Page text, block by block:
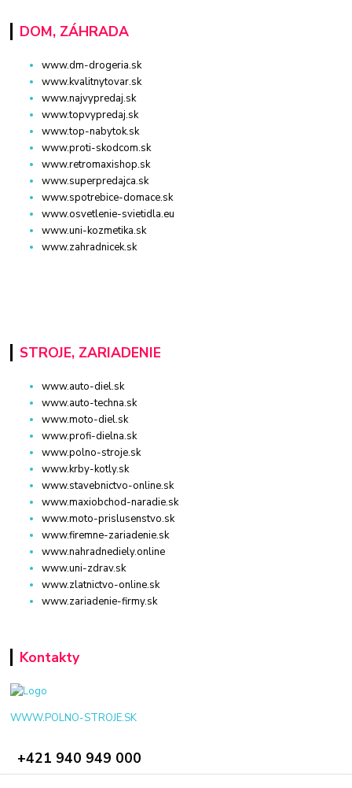
DOM, ZÁHRADA
www.dm-drogeria.sk
www.kvalitnytovar.sk
www.najvypredaj.sk
www.topvypredaj.sk
www.top-nabytok.sk
www.proti-skodcom.sk
www.retromaxishop.sk
www.superpredajca.sk
www.spotrebice-domace.sk
www.osvetlenie-svietidla.eu
www.uni-kozmetika.sk
www.zahradnicek.sk
STROJE, ZARIADENIE
www.auto-diel.sk
www.auto-techna.sk
www.moto-diel.sk
www.profi-dielna.sk
www.polno-stroje.sk
www.krby-kotly.sk
www.stavebnictvo-online.sk
www.maxiobchod-naradie.sk
www.moto-prislusenstvo.sk
www.firemne-zariadenie.sk
www.nahradnediely.online
www.uni-zdrav.sk
www.zlatnictvo-online.sk
www.zariadenie-firmy.sk
Kontakty
WWW.POLNO-STROJE.SK
+421 940 949 000